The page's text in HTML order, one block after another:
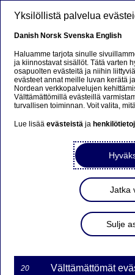
Beklager...
Siden findes desværre
Bliv på siden|Fortsæt til
Nordea Bank
osakkeiden
08.02.2024
Yksilöllistä palvelua
Danish Norsk Svenska English
Haluamme tarjota sinulle
ja kiinnostavat sisällöt. Tätä varten
osapuolten evästeitä ja niihin
evästeet annat meille luvan kerätä
Nordean verkkopalvelujen
Välttämättömillä evästeillä
turvallisen toiminnan. Voit valita,
Lue lisääevästeistä ja
Jatka
Sulje
20 Välttämättömät